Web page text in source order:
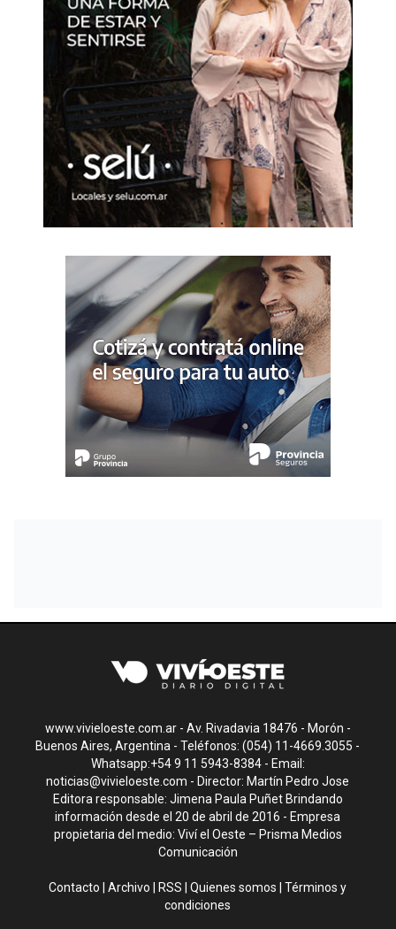
www.vivieloeste.com.ar - Av. Rivadavia 18476 - Morón -
Buenos Aires, Argentina - Teléfonos: (054) 11-4669.3055 -
Whatsapp:+54 9 11 5943-8384 - Email:
noticias@vivieloeste.com - Director: Martín Pedro Jose
Editora responsable: Jimena Paula Puñet Brindando
información desde el 20 de abril de 2016 - Empresa
propietaria del medio: Viví el Oeste – Prisma Medios
Comunicación
Contacto |Archivo RSS |Quienes somos |Términos y
condiciones